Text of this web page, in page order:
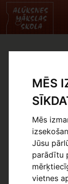
MĒS
Mēs
Jūsu
parādītu
vietnes
Sākums Par
Alūksnes
vēsturiskais